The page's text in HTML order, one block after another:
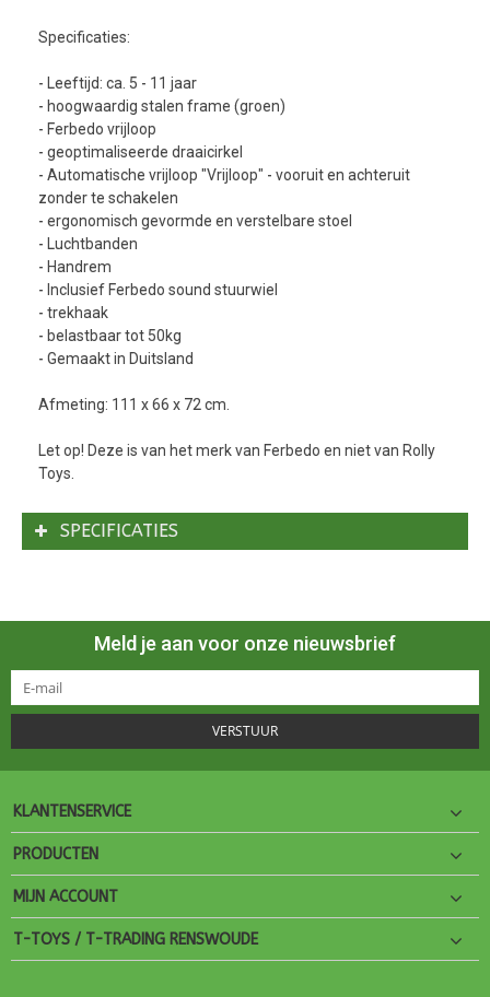
Specificaties:
- Leeftijd: ca. 5 - 11 jaar
- hoogwaardig stalen frame (groen)
- Ferbedo vrijloop
- geoptimaliseerde draaicirkel
- Automatische vrijloop "Vrijloop" - vooruit en achteruit
zonder te schakelen
- ergonomisch gevormde en verstelbare stoel
- Luchtbanden
- Handrem
- Inclusief Ferbedo sound stuurwiel
- trekhaak
- belastbaar tot 50kg
- Gemaakt in Duitsland
Afmeting: 111 x 66 x 72 cm.
Let op! Deze is van het merk van Ferbedo en niet van Rolly
Toys.
SPECIFICATIES
Meld je aan voor onze nieuwsbrief
VERSTUUR
KLANTENSERVICE
PRODUCTEN
MIJN ACCOUNT
T-TOYS / T-TRADING RENSWOUDE